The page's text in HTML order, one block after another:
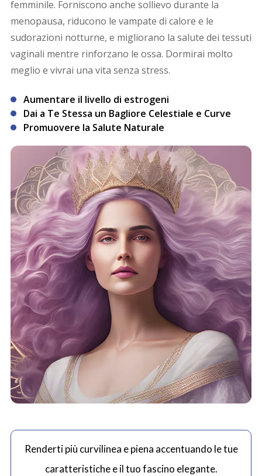
femminile. Forniscono anche sollievo durante la
menopausa, riducono le vampate di calore e le
sudorazioni notturne, e migliorano la salute dei tessuti
vaginali mentre rinforzano le ossa. Dormirai molto
meglio e vivrai una vita senza stress.
Aumentare il livello di estrogeni
Dai a Te Stessa un Bagliore Celestiale e Curve
Promuovere la Salute Naturale
Renderti più curvilinea e piena accentuando le tue
caratteristiche e il tuo fascino elegante.